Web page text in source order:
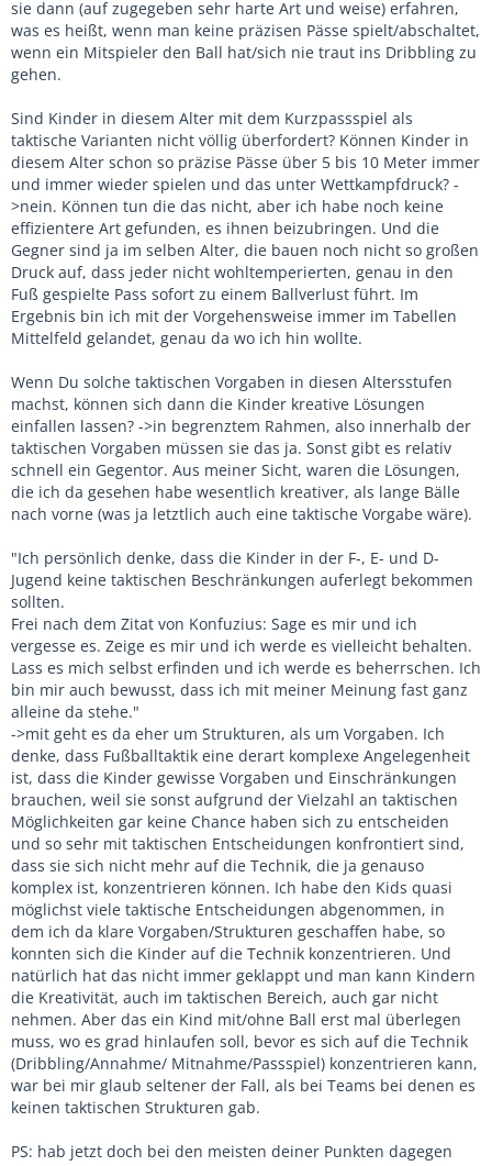
sie dann (auf zugegeben sehr harte Art und weise) erfahren,
was es heißt, wenn man keine präzisen Pässe spielt/abschaltet,
wenn ein Mitspieler den Ball hat/sich nie traut ins Dribbling zu
gehen.
Sind Kinder in diesem Alter mit dem Kurzpassspiel als
taktische Varianten nicht völlig überfordert? Können Kinder in
diesem Alter schon so präzise Pässe über 5 bis 10 Meter immer
und immer wieder spielen und das unter Wettkampfdruck? -
>nein. Können tun die das nicht, aber ich habe noch keine
effizientere Art gefunden, es ihnen beizubringen. Und die
Gegner sind ja im selben Alter, die bauen noch nicht so großen
Druck auf, dass jeder nicht wohltemperierten, genau in den
Fuß gespielte Pass sofort zu einem Ballverlust führt. Im
Ergebnis bin ich mit der Vorgehensweise immer im Tabellen
Mittelfeld gelandet, genau da wo ich hin wollte.
Wenn Du solche taktischen Vorgaben in diesen Altersstufen
machst, können sich dann die Kinder kreative Lösungen
einfallen lassen? ->in begrenztem Rahmen, also innerhalb der
taktischen Vorgaben müssen sie das ja. Sonst gibt es relativ
schnell ein Gegentor. Aus meiner Sicht, waren die Lösungen,
die ich da gesehen habe wesentlich kreativer, als lange Bälle
nach vorne (was ja letztlich auch eine taktische Vorgabe wäre).
"Ich persönlich denke, dass die Kinder in der F-, E- und D-
Jugend keine taktischen Beschränkungen auferlegt bekommen
sollten.
Frei nach dem Zitat von Konfuzius: Sage es mir und ich
vergesse es. Zeige es mir und ich werde es vielleicht behalten.
Lass es mich selbst erfinden und ich werde es beherrschen. Ich
bin mir auch bewusst, dass ich mit meiner Meinung fast ganz
alleine da stehe."
->mit geht es da eher um Strukturen, als um Vorgaben. Ich
denke, dass Fußballtaktik eine derart komplexe Angelegenheit
ist, dass die Kinder gewisse Vorgaben und Einschränkungen
brauchen, weil sie sonst aufgrund der Vielzahl an taktischen
Möglichkeiten gar keine Chance haben sich zu entscheiden
und so sehr mit taktischen Entscheidungen konfrontiert sind,
dass sie sich nicht mehr auf die Technik, die ja genauso
komplex ist, konzentrieren können. Ich habe den Kids quasi
möglichst viele taktische Entscheidungen abgenommen, in
dem ich da klare Vorgaben/Strukturen geschaffen habe, so
konnten sich die Kinder auf die Technik konzentrieren. Und
natürlich hat das nicht immer geklappt und man kann Kindern
die Kreativität, auch im taktischen Bereich, auch gar nicht
nehmen. Aber das ein Kind mit/ohne Ball erst mal überlegen
muss, wo es grad hinlaufen soll, bevor es sich auf die Technik
(Dribbling/Annahme/ Mitnahme/Passspiel) konzentrieren kann,
war bei mir glaub seltener der Fall, als bei Teams bei denen es
keinen taktischen Strukturen gab.
PS: hab jetzt doch bei den meisten deiner Punkten dagegen